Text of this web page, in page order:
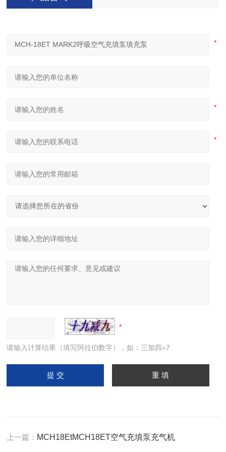
请输入计算结果（填写阿拉伯数字），如：三加四=7
上一篇： MCH18EtMCH18ET空气充填泵充气机